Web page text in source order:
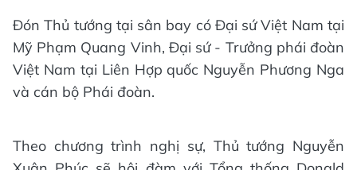
Đón Thủ tướng tại sân bay có Đại sứ Việt Nam tại
Mỹ Phạm Quang Vinh, Đại sứ - Trưởng phái đoàn
Việt Nam tại Liên Hợp quốc Nguyễn Phương Nga
và cán bộ Phái đoàn.
Theo chương trình nghị sự, Thủ tướng Nguyễn